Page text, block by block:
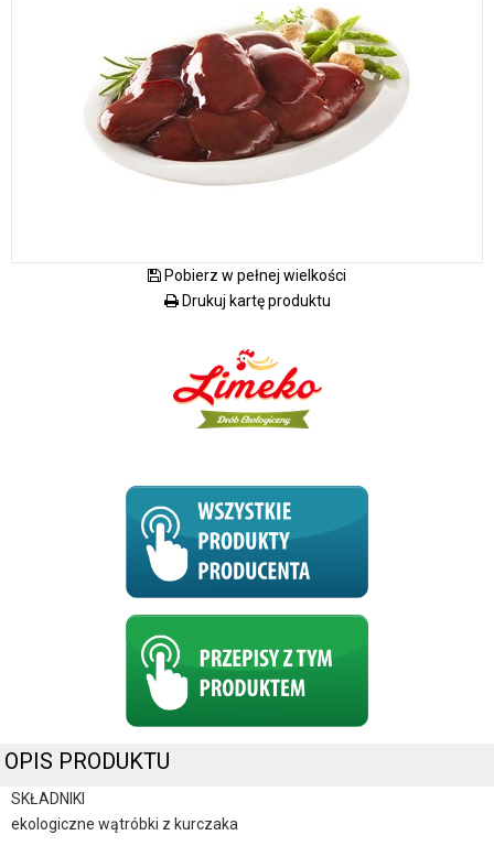
Pobierz w pełnej wielkości
Drukuj kartę produktu
OPIS PRODUKTU
SKŁADNIKI
ekologiczne wątróbki z kurczaka